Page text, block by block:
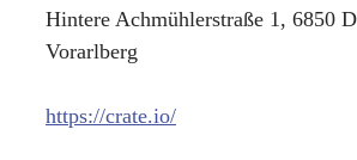
Hintere Achmühlerstraße 1, 6850
Vorarlberg
https://crate.io/